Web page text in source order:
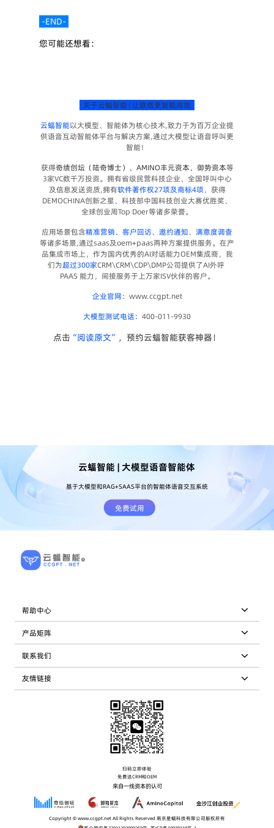
-END-
您可能还想看：
云蝠智能以大模型、智能体为核心技术,致力于为百万企业提
供语音互动智能体平台与解决方案,通过大模型让语音呼叫更
智能！
获得奇绩创坛（陆奇博士）、AMINO丰元资本、御势资本等
3家VC数千万投资。拥有省级民营科技企业、全国呼叫中心
及信息发送资质,拥有软件著作权27项及商标4项，获得
DEMOCHINA创新之星、科技部中国科技创业大赛优胜奖、
全球创业周Top Doer等诸多荣誉。
应用场景包含精准营销、客户回访、邀约通知、满意度调查
等诸多场景,通过saas及oem+paas两种方案提供服务。在产
品集成市场上，作为国内优秀的AI对话能力OEM集成商，我
们为超过300家CRM\CRM\CDP\DMP公司提供了AI外呼
PAAS 能力，间接服务于上万家ISV伙伴的客户。
企业官网： www.ccgpt.net
大模型测试电话： 400-011-9930
点击 “阅读原文” ，预约云蝠智能获客神器！
云蝠智能 | 大模型语音智能体
基于大模型和RAG+SAAS平台的智能体语音交互系统
免费试用
帮助中心
产品矩阵
联系我们
友情链接
扫码立即体验
免费送CRM和OEM
来自一线资本的认可
Copyright © www.ccgpt.net All Rights Reserved 南京星蝠科技有限公司版权所有